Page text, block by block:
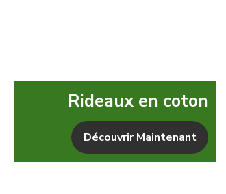
Rideaux en coton
Découvrir Maintenant